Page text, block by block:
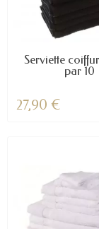
Serviette
par 10
27,90 €